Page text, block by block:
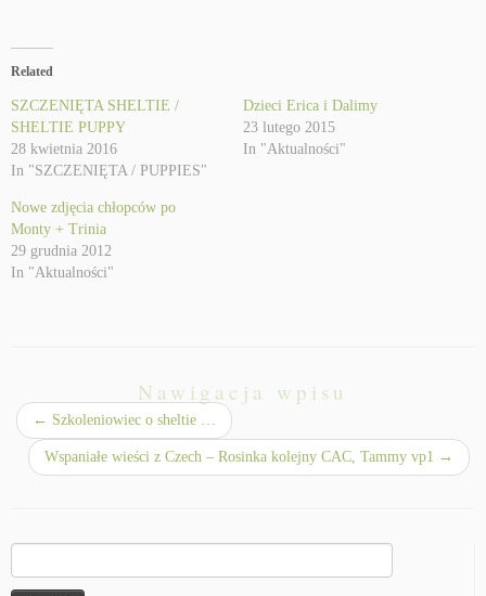
Related
SZCZENIĘTA SHELTIE /
SHELTIE PUPPY
28 kwietnia 2016
In "SZCZENIĘTA / PUPPIES"
Dzieci Erica i Dalimy
23 lutego 2015
In "Aktualności"
Nowe zdjęcia chłopców po
Monty + Trinia
29 grudnia 2012
In "Aktualności"
Nawigacja wpisu
← Szkoleniowiec o sheltie …
Wspaniałe wieści z Czech – Rosinka kolejny CAC, Tammy vp1 →